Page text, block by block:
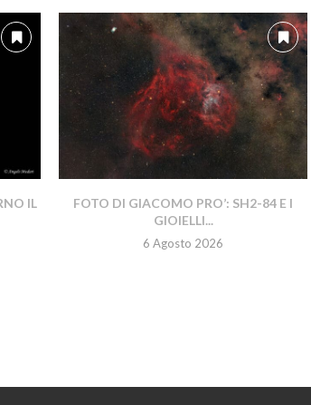
IL
FOTO DI GIACOMO PRO’: SH2-84 E I
GIOIELLI...
6 Agosto 2026